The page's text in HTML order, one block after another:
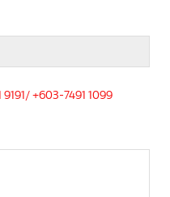
+603-7491 1099